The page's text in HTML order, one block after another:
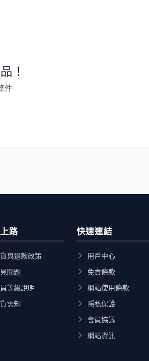
！
件
路
與退款政策
問題
等級說明
需知
快速連結
用戶中心
免責條款
網站使用條款
隱私保護
會員協議
網站資訊